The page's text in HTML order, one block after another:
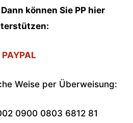
können Sie PP hier
PAYPAL
Weise per Überweisung:
0900 0803 6812 81